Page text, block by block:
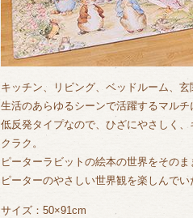
キッチン、リビング、ベッドルーム、玄
生活のあらゆるシーンで活躍するマルチ
低反発タイプなので、ひざにやさしく
クラク。
ピーターラビットの絵本の世界をその
ピーターのやさしい世界観を楽しんでい
サイズ：50×91cm